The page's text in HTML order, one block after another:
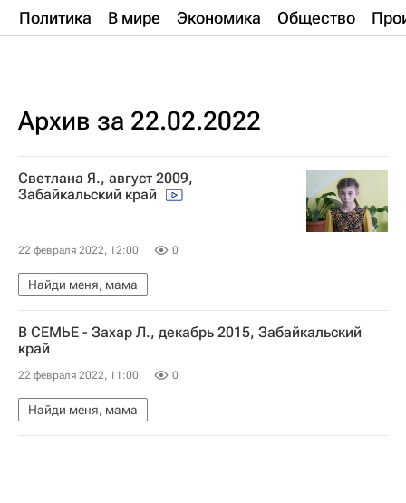
Политика В мире Экономика Общество
Архив за 22.02.2022
Светлана Я., август 2009,
Забайкальский край
22 февраля 2022, 12:00 0
Найди меня, мама
В СЕМЬЕ - Захар Л., декабрь 2015, Забайкальский
край
22 февраля 2022, 11:00 0
Найди меня, мама